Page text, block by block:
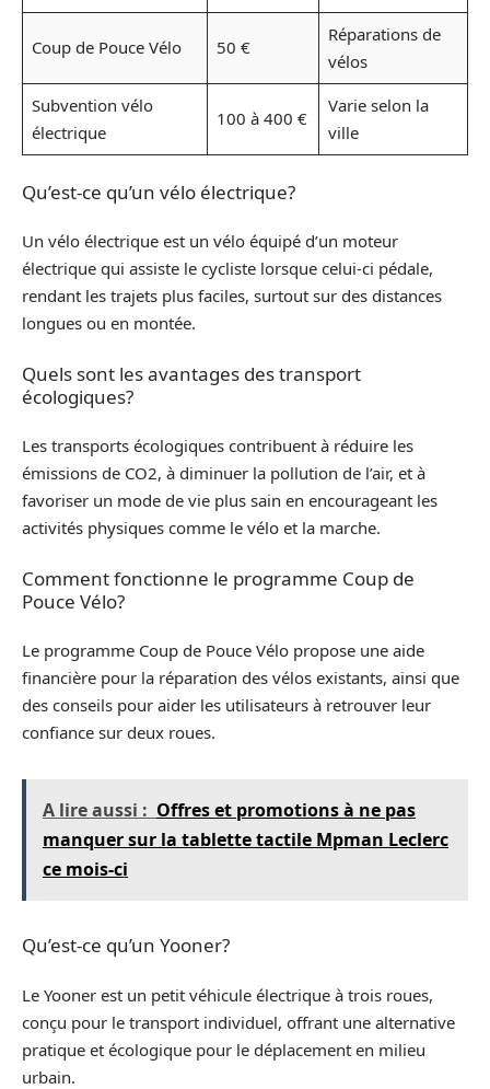
Coup de Pouce Vélo 50 €
Réparations de
vélos
Subvention vélo
électrique
100 à 400 €
Varie selon la
ville
Qu’est-ce qu’un vélo électrique?
Un vélo électrique est un vélo équipé d’un moteur
électrique qui assiste le cycliste lorsque celui-ci pédale,
rendant les trajets plus faciles, surtout sur des distances
longues ou en montée.
Quels sont les avantages des transport
écologiques?
Les transports écologiques contribuent à réduire les
émissions de CO2, à diminuer la pollution de l’air, et à
favoriser un mode de vie plus sain en encourageant les
activités physiques comme le vélo et la marche.
Comment fonctionne le programme Coup de
Pouce Vélo?
Le programme Coup de Pouce Vélo propose une aide
financière pour la réparation des vélos existants, ainsi que
des conseils pour aider les utilisateurs à retrouver leur
confiance sur deux roues.
A lire aussi : Offres et promotions à ne pas
manquer sur la tablette tactile Mpman Leclerc
ce mois-ci
Qu’est-ce qu’un Yooner?
Le Yooner est un petit véhicule électrique à trois roues,
conçu pour le transport individuel, offrant une alternative
pratique et écologique pour le déplacement en milieu
urbain.